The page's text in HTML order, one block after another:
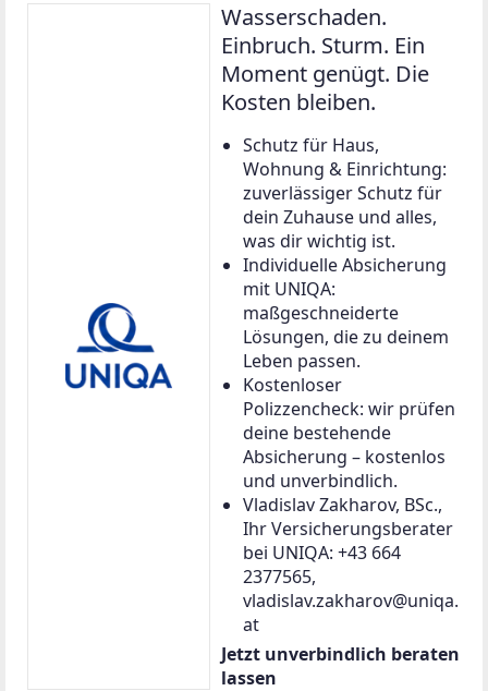
Wasserschaden.
Einbruch. Sturm. Ein
Moment genügt. Die
Kosten bleiben.
Schutz für Haus,
Wohnung & Einrichtung:
zuverlässiger Schutz für
dein Zuhause und alles,
was dir wichtig ist.
Individuelle Absicherung
mit UNIQA:
maßgeschneiderte
Lösungen, die zu deinem
Leben passen.
Kostenloser
Polizzencheck: wir prüfen
deine bestehende
Absicherung – kostenlos
und unverbindlich.
Vladislav Zakharov, BSc.,
Ihr Versicherungsberater
bei UNIQA: +43 664
2377565,
vladislav.zakharov@uniqa.
at
Jetzt unverbindlich beraten
lassen